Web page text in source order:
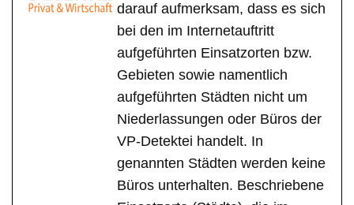
darauf aufmerksam, dass es sich
bei den im Internetauftritt
aufgeführten Einsatzorten bzw.
Gebieten sowie namentlich
aufgeführten Städten nicht um
Niederlassungen oder Büros der
VP-Detektei handelt. In
genannten Städten werden keine
Büros unterhalten. Beschriebene